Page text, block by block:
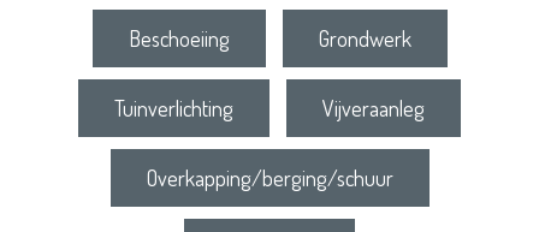
Beschoeiing Grondwerk
Tuinverlichting Vijveraanleg
Overkapping/berging/schuur